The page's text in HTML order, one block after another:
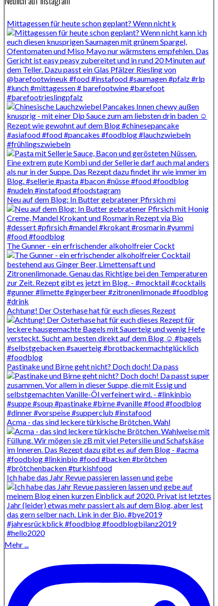
Mittagessen für heute schon geplant? Wenn nicht k
Neu auf dem Blog: In Butter gebratener Pfirsich mi
The Gunner - ein erfrischender alkoholfreier Cockt
Achtung! Der Osterhase hat für euch dieses Rezept
Pastinake und Birne geht nicht? Doch doch! Da pass
Acma - das sind leckere türkische Brötchen. Wahl
Ich habe das Jahr Revue passieren lassen und gebe
Mehr ...